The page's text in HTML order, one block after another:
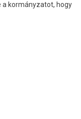
a kormányzatot, hogy